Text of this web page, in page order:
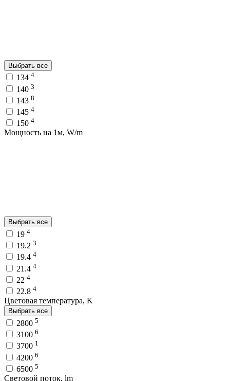
Выбрать все
134 4
140 3
143 8
145 4
150 4
Мощность на 1м, W/m
Выбрать все
19 4
19.2 3
19.4 4
21.4 4
22 4
22.8 4
Цветовая температура, K
Выбрать все
2800 5
3100 6
3700 1
4200 6
6500 5
Световой поток, lm